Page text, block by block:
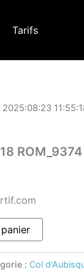
Tarifs
2025:08:23
ROM_9374
: Col